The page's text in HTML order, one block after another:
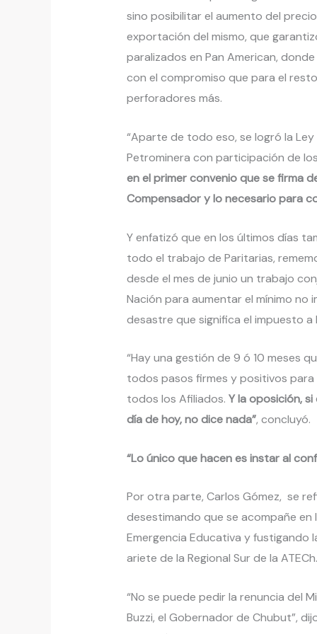
sino posibilitar el aumento del
exportación del mismo, que
paralizados en Pan American,
con el compromiso que para el
perforadores más.
“Aparte de todo eso, se logró la
Petrominera con participación de
en el primer convenio que se firma
Compensador y lo necesario para
Y enfatizó que en los últimos días
todo el trabajo de Paritarias,
desde el mes de junio un trabajo
Nación para aumentar el mínimo
desastre que significa el impuesto a
“Hay una gestión de 9 ó 10 meses
todos pasos firmes y positivos
todos los Afiliados. Y la oposición,
día de hoy, no dice nada”, concluyó.
“Lo único que hacen es instar al
Por otra parte, Carlos Gómez, se
desestimando que se acompañe
Emergencia Educativa y fustigando
ariete de la Regional Sur de la ATECh.
“No se puede pedir la renuncia del
Buzzi, el Gobernador de Chubut”,